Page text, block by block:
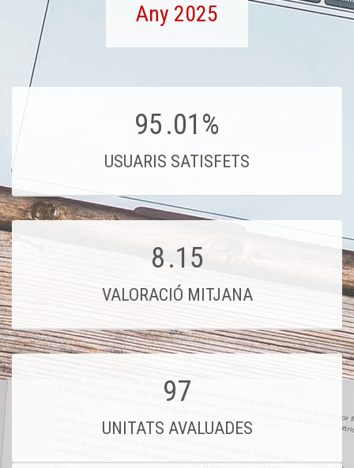
Any 2025
95.01%
USUARIS SATISFETS
8.15
VALORACIÓ MITJANA
97
UNITATS AVALUADES